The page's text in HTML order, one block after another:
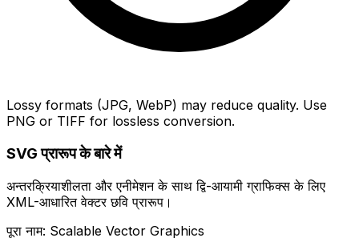
Lossy formats (JPG, WebP) may reduce quality. Use
PNG or TIFF for lossless conversion.
SVG प्रारूप के बारे में
अन्तरक्रियाशीलता और एनीमेशन के साथ द्वि-आयामी ग्राफिक्स के लिए
XML-आधारित वेक्टर छवि प्रारूप।
पूरा नाम: Scalable Vector Graphics